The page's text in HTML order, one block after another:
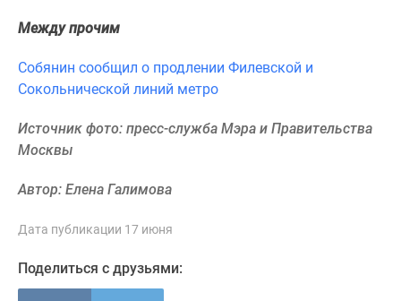
Банки
программы
Медиа
Новости
недвижимости
эксперта
рынка
Экспертиза
новостроек
Между прочим
Собянин сообщил о продлении Филевской и
Сокольнической линий метро
Источник фото: пресс-служба Мэра и Правительства
Москвы
Автор: Елена Галимова
Дата публикации 17 июня
Поделиться с друзьями: